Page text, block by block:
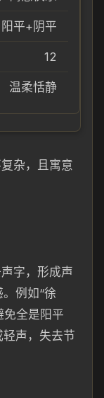
阳平+阴平
12
温柔恬静
杂，且寓意
字，形成声
例如“徐
免全是阳平
声，失去节